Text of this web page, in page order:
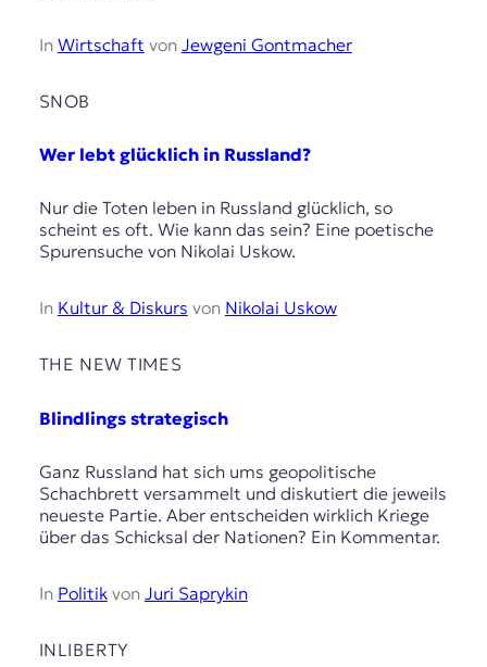
In Wirtschaft von Jewgeni Gontmacher
SNOB
Wer lebt glücklich in Russland?
Nur die Toten leben in Russland glücklich, so
scheint es oft. Wie kann das sein? Eine poetische
Spurensuche von Nikolai Uskow.
In Kultur & Diskurs von Nikolai Uskow
THE NEW TIMES
Blindlings strategisch
Ganz Russland hat sich ums geopolitische
Schachbrett versammelt und diskutiert die jeweils
neueste Partie. Aber entscheiden wirklich Kriege
über das Schicksal der Nationen? Ein Kommentar.
In Politikvon Juri Saprykin
INLIBERTY